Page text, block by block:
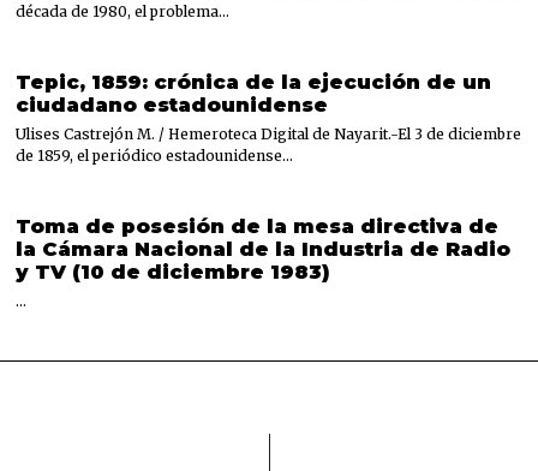
década de 1980, el problema…
Tepic, 1859: crónica de la ejecución de un
ciudadano estadounidense
Ulises Castrejón M. / Hemeroteca Digital de Nayarit.-El 3 de diciembre
de 1859, el periódico estadounidense…
Toma de posesión de la mesa directiva de
la Cámara Nacional de la Industria de Radio
y TV (10 de diciembre 1983)
…